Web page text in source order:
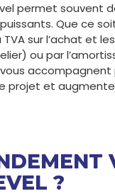
permet souvent
Que ce
sur l’achat et
ou par
vous
projet et
?